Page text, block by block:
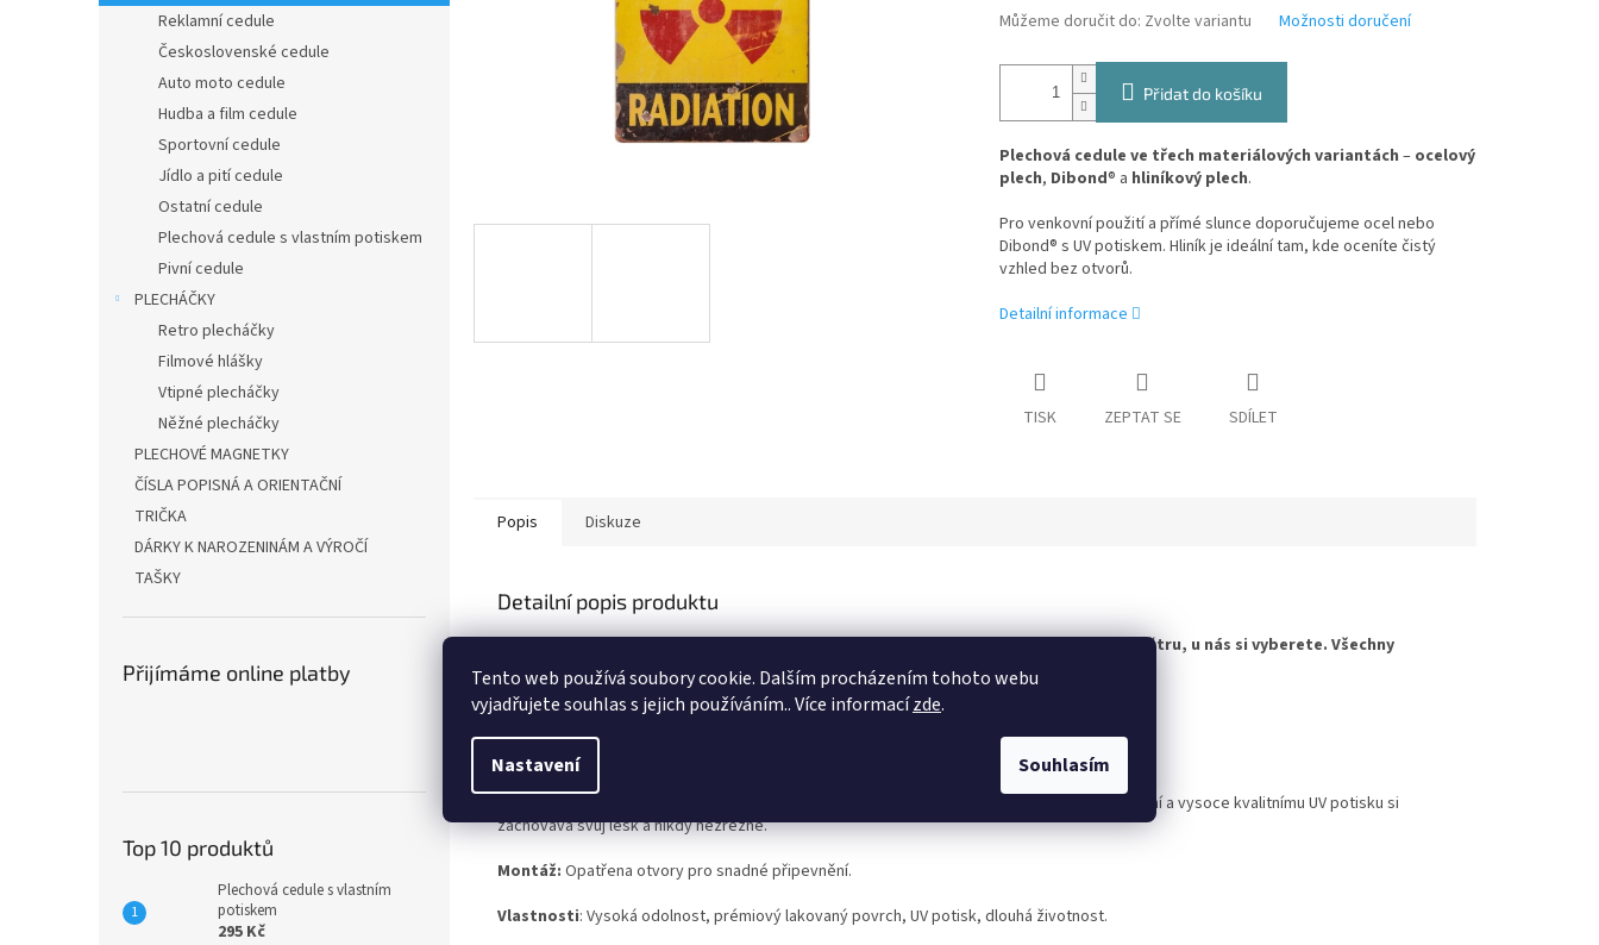
Tento web používá soubory cookie. Dalším procházením tohoto webu
vyjadřujete souhlas s jejich používáním.. Více informacízde.
Nastavení Souhlasím
n
Reklamní cedule
Československé cedule
Auto moto cedule
Hudba a film cedule
Sportovní cedule
Jídlo a pití cedule
Ostatní cedule
Plechová cedule s vlastním potiskem
Pivní cedule
PLECHÁČKY
Retro plecháčky
Filmové hlášky
Vtipné plecháčky
Něžné plecháčky
PLECHOVÉ MAGNETKY
ČÍSLA POPISNÁ A ORIENTAČNÍ
TRIČKA
DÁRKY K NAROZENINÁM A VÝROČÍ
TAŠKY
Přijímáme online platby
Top 10 produktů
Plechová cedule s vlastním
potiskem
295 Kč
Můžeme doručit do: Zvolte variantu Možnosti doručení
Přidat do košíku
Plechová cedule ve třech materiálových variantách – ocelový
plech, Dibond® a hliníkový plech.
Pro venkovní použití a přímé slunce doporučujeme ocel nebo
Dibond® s UV potiskem. Hliník je ideální tam, kde oceníte čistý
vzhled bez otvorů.
Detailní informace
TISK ZEPTAT SE SDÍLET
Popis Diskuze
Detailní popis produktu
Ať už hledáte stylovou dekoraci do interiéru nebo ceduli, která odolá i horskému větru, u nás si vyberete. Všechny
varianty (mimo hliníkového plechu) spojuje špičkový UV potisk, který nevybledne.
OCELOVÝ PLECH – Klasická, maximálně pevná cedule v prémiovém TOP provedení
Pro ty, kteří vyžadují nekompromisní pevnost oceli. Díky speciálnímu oboustrannému lakování a vysoce kvalitnímu UV potisku si
zachovává svůj lesk a nikdy nezrezne.
Montáž: Opatřena otvory pro snadné připevnění.
Vlastnosti: Vysoká odolnost, prémiový lakovaný povrch, UV potisk, dlouhá životnost.